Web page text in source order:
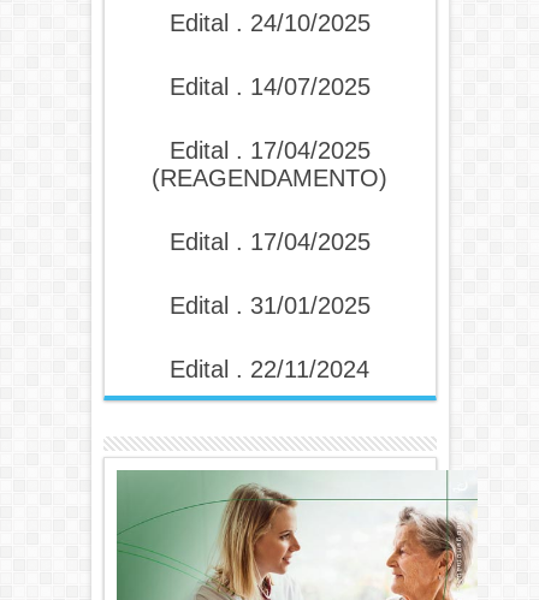
Edital . 24/10/2025
Edital . 14/07/2025
Edital . 17/04/2025
(REAGENDAMENTO)
Edital . 17/04/2025
Edital . 31/01/2025
Edital . 22/11/2024